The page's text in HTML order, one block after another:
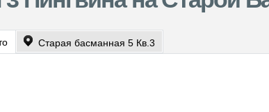
Старая басманная 5 Кв.3